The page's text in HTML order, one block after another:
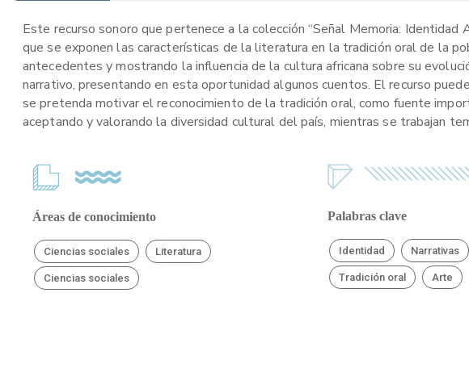
Este recurso sonoro que pertenece a la colección “Señal Memoria:
que se exponen las características de la literatura en la tradición oral de la
antecedentes y mostrando la influencia de la cultura africana sobre su
narrativo, presentando en esta oportunidad algunos cuentos. El recurso
se pretenda motivar el reconocimiento de la tradición oral, como fuente
aceptando y valorando la diversidad cultural del país, mientras se trabajan
Áreas de conocimiento
Ciencias sociales Literatura
Ciencias sociales
Palabras clave
Identidad Narrativas
Tradición oral Arte